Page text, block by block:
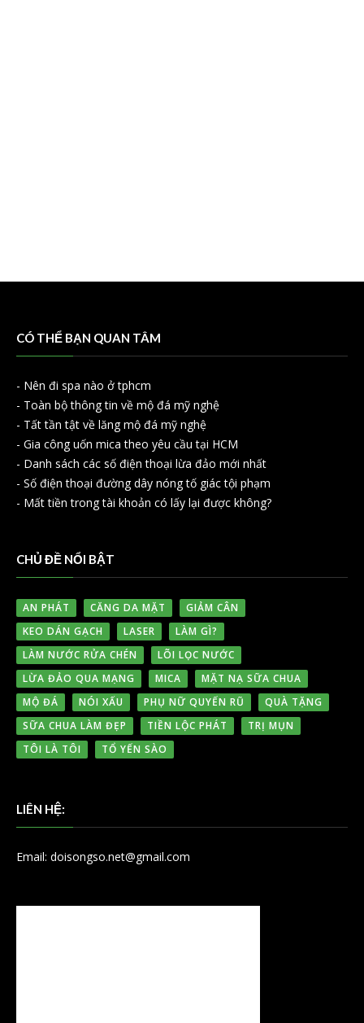
CÓ THỂ BẠN QUAN TÂM
- Nên đi spa nào ở tphcm
- Toàn bộ thông tin về mộ đá mỹ nghệ
- Tất tần tật về lăng mộ đá mỹ nghệ
- Gia công uốn mica theo yêu cầu tại HCM
- Danh sách các số điện thoại lừa đảo mới nhất
- Số điện thoại đường dây nóng tố giác tội phạm
- Mất tiền trong tài khoản có lấy lại được không?
CHỦ ĐỀ NỔI BẬT
AN PHÁT CĂNG DA MẶT
GIẢM CÂN
KEO DÁN GẠCH
LASER
LÀM GÌ?
LÀM NƯỚC RỬA CHÉN
LÕI LỌC NƯỚC
LỪA ĐẢO QUA MẠNG
MICA
MẶT NẠ SỮA CHUA
MỘ ĐÁ
NÓI XẤU PHỤ NỮ QUYẾN RŨ
QUÀ TẶNG
SỮA CHUA LÀM ĐẸP
TIỀN LỘC PHÁT
TRỊ MỤN
TÔI LÀ TÔI
TỔ YẾN SÀO
LIÊN HỆ:
Email: doisongso.net@gmail.com